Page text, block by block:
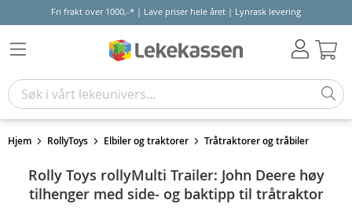
Fri frakt over 1000,-* | Lave priser hele året | Lynrask levering
Hjem RollyToys Elbiler og traktorer Tråtraktorer og tråbiler
Rolly Toys rollyMulti Trailer: John Deere høy
tilhenger med side- og baktipp til tråtraktor